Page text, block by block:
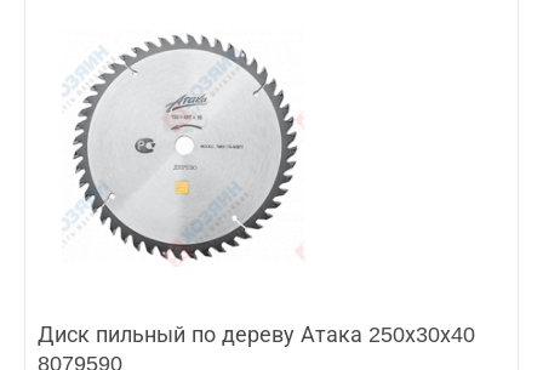
Диск пильный по дереву Атака 250х30х40
8079590